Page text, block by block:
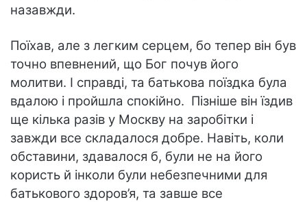
назавжди.
Поїхав, але з легким серцем, бо тепер він був
точно впевнений, що Бог почув його
молитви. І справді, та батькова поїздка була
вдалою і пройшла спокійно. Пізніше він їздив
ще кілька разів у Москву на заробітки і
завжди все складалося добре. Навіть, коли
обставини, здавалося б, були не на його
користь й інколи були небезпечними для
батькового здоров’я, та завше все